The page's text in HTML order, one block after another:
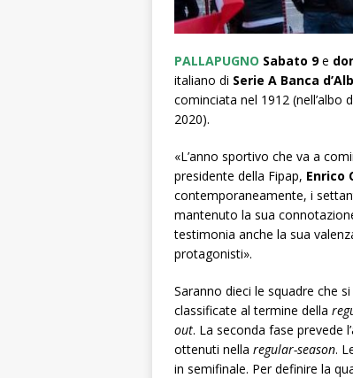
PALLAPUGNO Sabato 9e
italiano di Serie A Banca
cominciata nel 1912 (nell’albo
2020).
«L’anno sportivo che va a
presidente della Fipap, Enrico
contemporaneamente, i
mantenuto la sua
testimonia anche la sua
protagonisti».
Saranno dieci le squadre che
classificate al termine della
out. La seconda fase prevede
ottenuti nella regular-season.
in semifinale. Per definire la